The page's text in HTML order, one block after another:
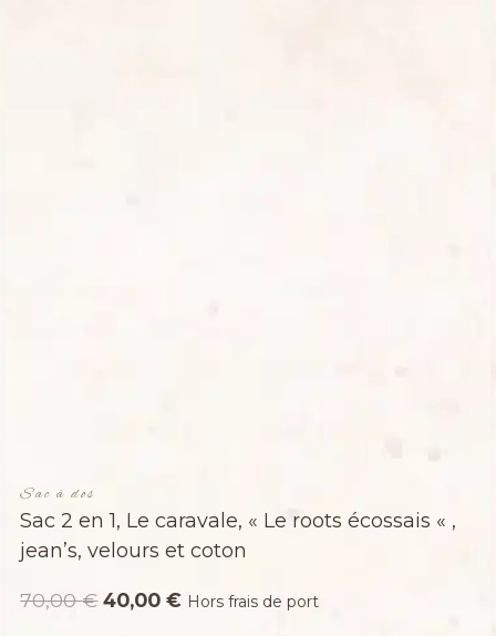
Sac à dos
Sac 2 en 1, Le caravale, « Le roots écossais « ,
jean’s, velours et coton
70,00€ Le
40,00€Le
Hors frais de port